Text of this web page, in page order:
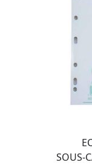
SOUS-